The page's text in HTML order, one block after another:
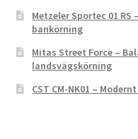
Metzeler Sportec 01
bankörning
Mitas Street Force –
landsvägskörning
CST CM-NK01 –